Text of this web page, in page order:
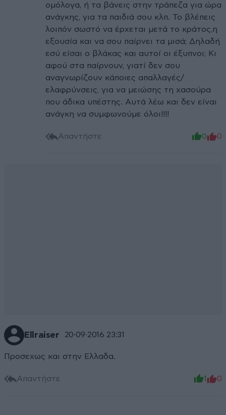
ομόλογα, ή τα βάνεις στην τράπεζα για ώρα
ανάγκης, για τα παιδιά σου κλπ. Το βλέπεις
λοιπόν σωστό να έρχεται μετά το κράτος,η
εξουσία και να σου παίρνει τα μισά; Δηλαδή
εσύ είσαι ο βλάκας και αυτοί οι έξυπνοι; Κι
αφού στα παίρνουν, γιατί δεν σου
αναγνωρίζουν κάποιες απαλλαγές/
ελαφρύνσεις, για να μειώσης τη χασούρα
που άδικα υπέστης. Αυτά λέω και δεν είναι
ανάγκη να συμφωνούμε όλοι!!!!
Απαντήστε 0 0
Ellraiser 20·09·2016 23:31
Προσεχως και στην Ελλαδα.
Απαντήστε 1 0